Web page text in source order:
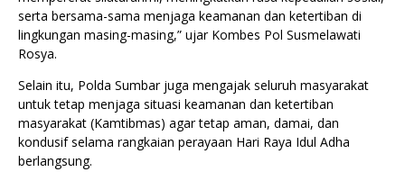
serta bersama-sama menjaga keamanan dan ketertiban di
lingkungan masing-masing,” ujar Kombes Pol Susmelawati
Rosya.
Selain itu, Polda Sumbar juga mengajak seluruh masyarakat
untuk tetap menjaga situasi keamanan dan ketertiban
masyarakat (Kamtibmas) agar tetap aman, damai, dan
kondusif selama rangkaian perayaan Hari Raya Idul Adha
berlangsung.